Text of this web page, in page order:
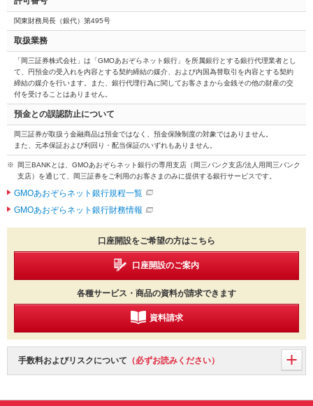
関東財務局長（銀代）第495号
取扱業務
「岡三証券株式会社」は「GMOあおぞらネット銀行」を所属銀行とする銀行代理業者とし
て、円預金の受入れを内容とする契約締結の媒介、および内国為替取引を内容とする契約
締結の媒介を行います。また、銀行代理行為に関してお客さまから金銭その他の財産の交
付を受けることはありません。
預金との誤認防止について
岡三証券が取扱う金融商品は預金ではなく、預金保険制度の対象ではありません。
また、元本保証および利回り・配当保証のいずれもありません。
岡三BANKとは、GMOあおぞらネット銀行の専用支店（岡三バンク支店/法人用岡三バンク
支店）を通じて、岡三証券をご利用のお客さまのみに提供する銀行サービスです。
GMOあおぞらネット銀行規程一覧
GMOあおぞらネット銀行財務情報
口座開設をご希望の方はこちら
口座開設のご案内
各種サービス・商品の資料が請求できます
資料請求
手数料およびリスクについて （必ずお読みください）